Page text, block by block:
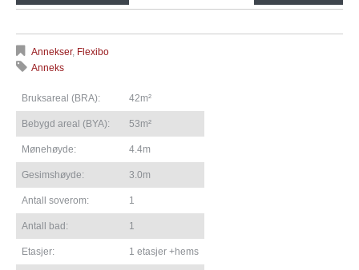
Annekser, Flexibo
Anneks
Bruksareal (BRA): 42m²
Bebygd areal (BYA): 53m²
Mønehøyde: 4.4m
Gesimshøyde: 3.0m
Antall soverom: 1
Antall bad: 1
Etasjer: 1 etasjer +hems